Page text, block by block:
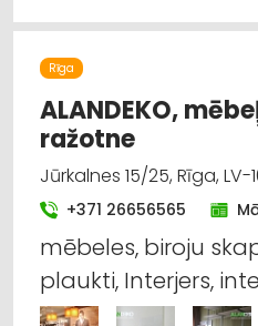
MĒBEĻU RAŽOŠANA, MĒBEĻU
MĒBEĻU TIRDZNIECĪBA
Rīga
ALANDEKO,
ražotne
Jūrkalnes 15/25, Rīga, LV-
+371 26656565
mēbeles, biroju
plaukti, Interjers,